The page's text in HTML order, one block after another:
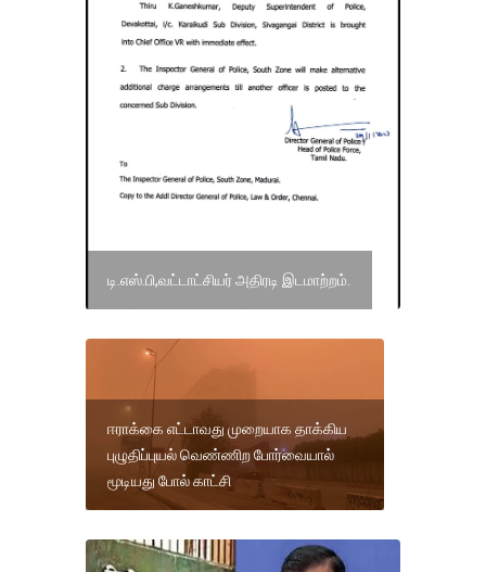
டி.எஸ்.பி,வட்டாட்சியர் அதிரடி இடமாற்றம்.
ஈராக்கை எட்டாவது முறையாக தாக்கிய
புழுதிப்புயல் வெண்ணிற போர்வையால்
மூடியது போல் காட்சி